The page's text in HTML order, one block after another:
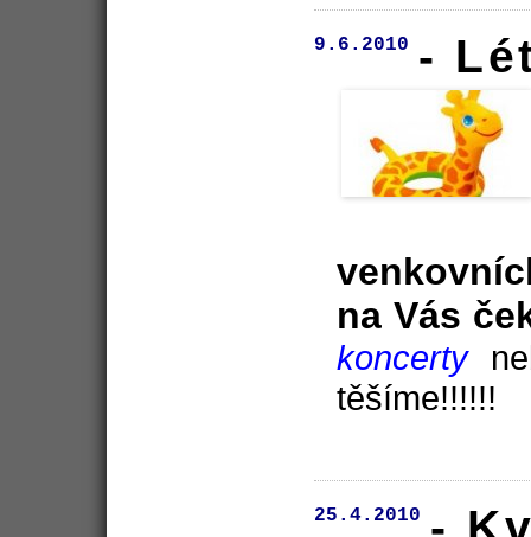
9.6.2010 -
na Vás
koncerty
těšíme!!!!!!
25.4.2010